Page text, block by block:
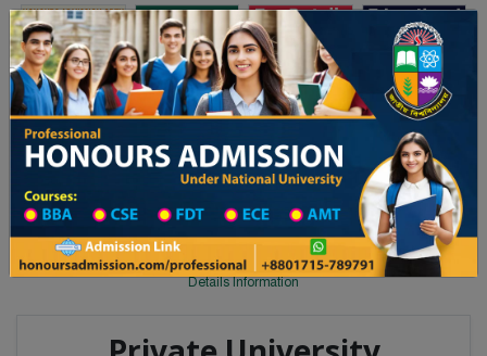
Toggle navigation অনার্স ভর্তি প্রফেশনাল অনার্স
Updates
২৬ শিক্ষাবর্ষের ১ম বর্ষের ভর্তি আবেদন বিজ্ঞপ্তি ঢাকা বিশ্ববিদ্যালয় ২০২৫-২৬
University College All Division
University College District Wise
University College in Kushtia
Details Information